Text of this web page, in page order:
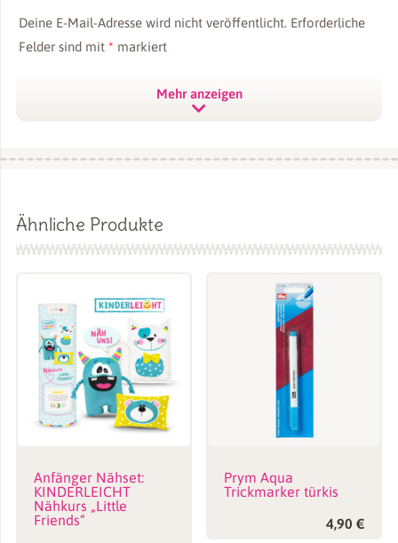
Deine E-Mail-Adresse wird nicht veröffentlicht. Erforderliche
Felder sind mit * markiert
Name*
E-Mail*
Name, E-Mail-Adresse und Website in diesem Browser für
Mehr anzeigen
Ähnliche Produkte
Anfänger Nähset:
KINDERLEICHT
Nähkurs „Little
Friends“
Prym Aqua
Trickmarker türkis
4,90€